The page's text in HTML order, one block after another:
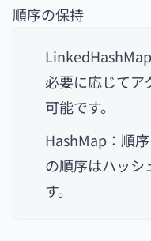
順序の保持
必要に応じてア
可能です。
HashMap：順
の順序はハッシ
す。